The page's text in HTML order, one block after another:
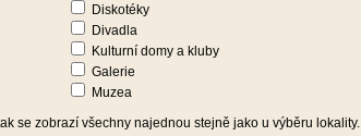
Diskotéky
Divadla
Kulturní domy a kluby
Galerie
Muzea
se zobrazí všechny najednou stejně jako u výběru lokality.